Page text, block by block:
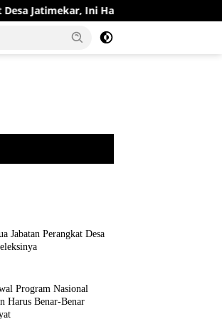
Ini Hasil Seleksinya
Jabatan Perangkat Desa
Program Nasional
Harus Benar-Benar